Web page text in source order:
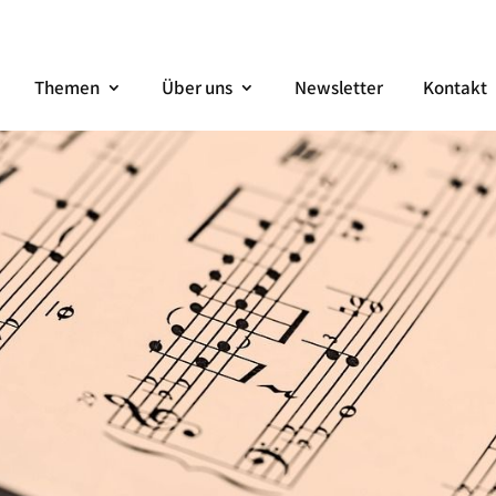
Themen Über uns Newsletter Kontakt